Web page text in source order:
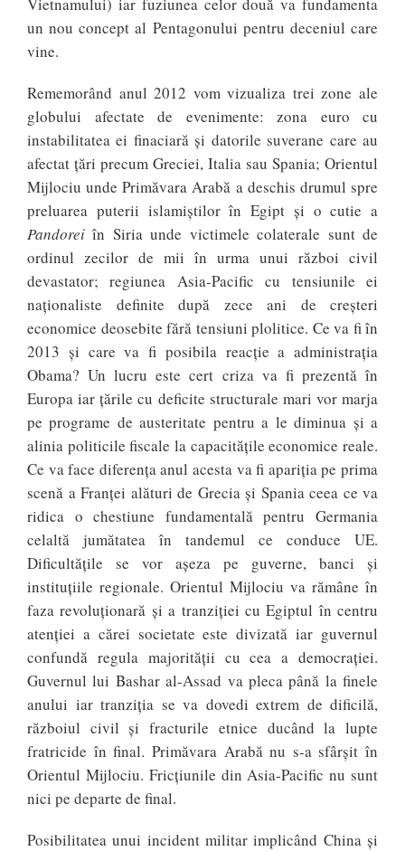
un nou concept al Pentagonului pentru deceniul care
vine.
Rememorând anul 2012 vom vizualiza trei zone ale
globului afectate de evenimente: zona euro cu
instabilitatea ei finaciară și datorile suverane care au
afectat țări precum Greciei, Italia sau Spania; Orientul
Mijlociu unde Primăvara Arabă a deschis drumul spre
preluarea puterii islamiștilor în Egipt și o cutie a
Pandorei în Siria unde victimele colaterale sunt de
ordinul zecilor de mii în urma unui război civil
devastator; regiunea Asia-Pacific cu tensiunile ei
naționaliste definite după zece ani de creșteri
economice deosebite fără tensiuni plolitice. Ce va fi în
2013 și care va fi posibila reacție a administrația
Obama? Un lucru este cert criza va fi prezentă în
Europa iar țările cu deficite structurale mari vor marja
pe programe de austeritate pentru a le diminua și a
alinia politicile fiscale la capacitățile economice reale.
Ce va face diferența anul acesta va fi apariția pe prima
scenă a Franței alături de Grecia și Spania ceea ce va
ridica o chestiune fundamentală pentru Germania
celaltă jumătatea în tandemul ce conduce UE.
Dificultățile se vor așeza pe guverne, banci și
instituțiile regionale. Orientul Mijlociu va rămâne în
faza revoluționară și a tranziției cu Egiptul în centru
atenției a cărei societate este divizată iar guvernul
confundă regula majorității cu cea a democrației.
Guvernul lui Bashar al-Assad va pleca până la finele
anului iar tranziția se va dovedi extrem de dificilă,
războiul civil și fracturile etnice ducând la lupte
fratricide în final. Primăvara Arabă nu s-a sfârșit în
Orientul Mijlociu. Fricțiunile din Asia-Pacific nu sunt
nici pe departe de final.
Posibilitatea unui incident militar implicând China și